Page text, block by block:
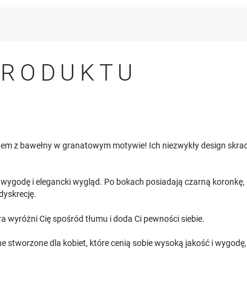
z bawełny w granatowym motywie! Ich niezwykły design
i elegancki wygląd. Po bokach posiadają czarną
Cię spośród tłumu i doda Ci pewności siebie.
stworzone dla kobiet, które cenią sobie wysoką jakość i